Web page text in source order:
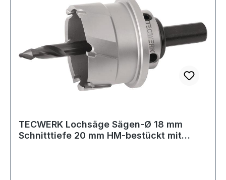
TECWERK Lochsäge Sägen-Ø 18 mm
Schnitttiefe 20 mm HM-bestückt mit